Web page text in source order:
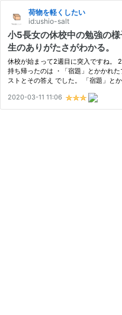
荷物を軽くしたい
id:ushio-salt
小5長女の休校中の勉強の
生のありがたさがわかる。
休校が始まって2週目に突入ですね。
持ち帰ったのは ・「宿題」とかかれ
ストとその答え でした。 「宿題」と
リルの〇ページ～〇ページまで」など
り…
2020-03-11 11:06